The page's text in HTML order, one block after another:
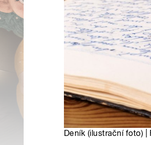
Deník (ilustrační foto)